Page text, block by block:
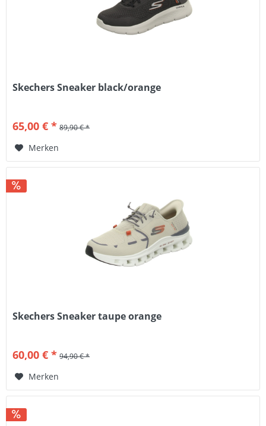
Skechers Sneaker black/orange
65,00 € * 89,90 € *
Merken
Skechers Sneaker taupe orange
60,00 € * 94,90 € *
Merken